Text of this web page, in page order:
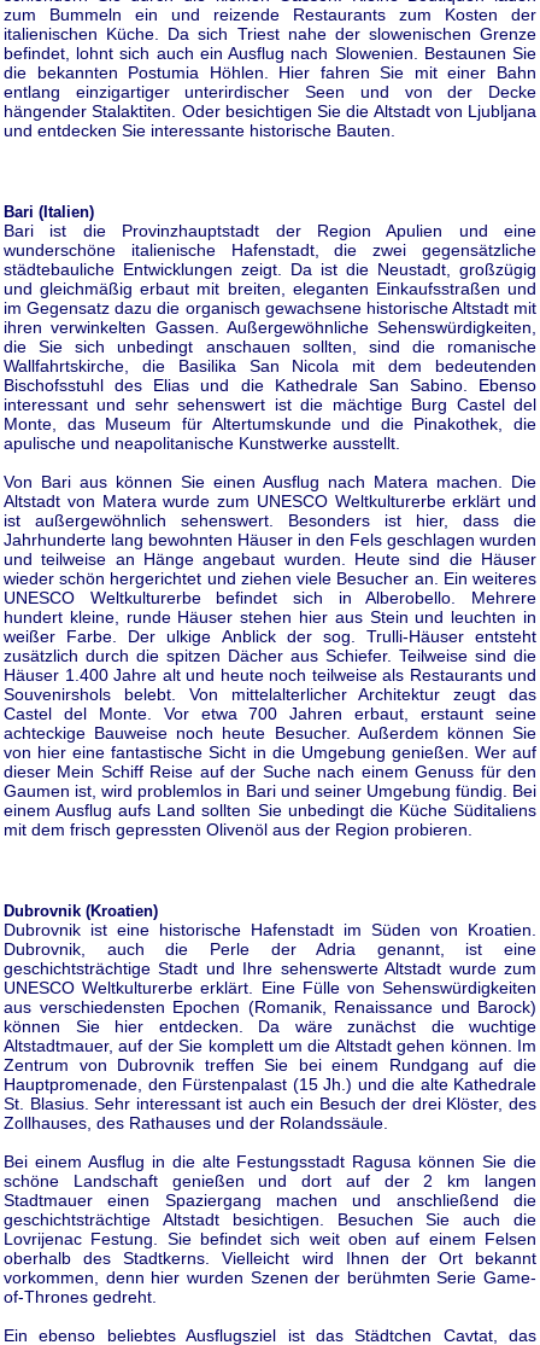
zum Bummeln ein und reizende Restaurants zum Kosten der
italienischen Küche. Da sich Triest nahe der slowenischen Grenze
befindet, lohnt sich auch ein Ausflug nach Slowenien. Bestaunen Sie
die bekannten Postumia Höhlen. Hier fahren Sie mit einer Bahn
entlang einzigartiger unterirdischer Seen und von der Decke
hängender Stalaktiten. Oder besichtigen Sie die Altstadt von Ljubljana
und entdecken Sie interessante historische Bauten.
Bari (Italien)
Bari ist die Provinzhauptstadt der Region Apulien und eine
wunderschöne italienische Hafenstadt, die zwei gegensätzliche
städtebauliche Entwicklungen zeigt. Da ist die Neustadt, großzügig
und gleichmäßig erbaut mit breiten, eleganten Einkaufsstraßen und
im Gegensatz dazu die organisch gewachsene historische Altstadt mit
ihren verwinkelten Gassen. Außergewöhnliche Sehenswürdigkeiten,
die Sie sich unbedingt anschauen sollten, sind die romanische
Wallfahrtskirche, die Basilika San Nicola mit dem bedeutenden
Bischofsstuhl des Elias und die Kathedrale San Sabino. Ebenso
interessant und sehr sehenswert ist die mächtige Burg Castel del
Monte, das Museum für Altertumskunde und die Pinakothek, die
apulische und neapolitanische Kunstwerke ausstellt.
Von Bari aus können Sie einen Ausflug nach Matera machen. Die
Altstadt von Matera wurde zum UNESCO Weltkulturerbe erklärt und
ist außergewöhnlich sehenswert. Besonders ist hier, dass die
Jahrhunderte lang bewohnten Häuser in den Fels geschlagen wurden
und teilweise an Hänge angebaut wurden. Heute sind die Häuser
wieder schön hergerichtet und ziehen viele Besucher an. Ein weiteres
UNESCO Weltkulturerbe befindet sich in Alberobello. Mehrere
hundert kleine, runde Häuser stehen hier aus Stein und leuchten in
weißer Farbe. Der ulkige Anblick der sog. Trulli-Häuser entsteht
zusätzlich durch die spitzen Dächer aus Schiefer. Teilweise sind die
Häuser 1.400 Jahre alt und heute noch teilweise als Restaurants und
Souvenirshols belebt. Von mittelalterlicher Architektur zeugt das
Castel del Monte. Vor etwa 700 Jahren erbaut, erstaunt seine
achteckige Bauweise noch heute Besucher. Außerdem können Sie
von hier eine fantastische Sicht in die Umgebung genießen. Wer auf
dieser Mein Schiff Reise auf der Suche nach einem Genuss für den
Gaumen ist, wird problemlos in Bari und seiner Umgebung fündig. Bei
einem Ausflug aufs Land sollten Sie unbedingt die Küche Süditaliens
mit dem frisch gepressten Olivenöl aus der Region probieren.
Dubrovnik (Kroatien)
Dubrovnik ist eine historische Hafenstadt im Süden von Kroatien.
Dubrovnik, auch die Perle der Adria genannt, ist eine
geschichtsträchtige Stadt und Ihre sehenswerte Altstadt wurde zum
UNESCO Weltkulturerbe erklärt. Eine Fülle von Sehenswürdigkeiten
aus verschiedensten Epochen (Romanik, Renaissance und Barock)
können Sie hier entdecken. Da wäre zunächst die wuchtige
Altstadtmauer, auf der Sie komplett um die Altstadt gehen können. Im
Zentrum von Dubrovnik treffen Sie bei einem Rundgang auf die
Hauptpromenade, den Fürstenpalast (15 Jh.) und die alte Kathedrale
St. Blasius. Sehr interessant ist auch ein Besuch der drei Klöster, des
Zollhauses, des Rathauses und der Rolandssäule.
Bei einem Ausflug in die alte Festungsstadt Ragusa können Sie die
schöne Landschaft genießen und dort auf der 2 km langen
Stadtmauer einen Spaziergang machen und anschließend die
geschichtsträchtige Altstadt besichtigen. Besuchen Sie auch die
Lovrijenac Festung. Sie befindet sich weit oben auf einem Felsen
oberhalb des Stadtkerns. Vielleicht wird Ihnen der Ort bekannt
vorkommen, denn hier wurden Szenen der berühmten Serie Game-
of-Thrones gedreht.
Ein ebenso beliebtes Ausflugsziel ist das Städtchen Cavtat, das